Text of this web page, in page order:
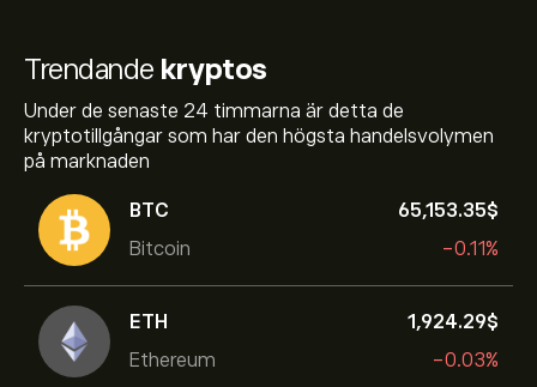
Trendande kryptos
Under de senaste 24 timmarna är detta de
kryptotillgångar som har den högsta handelsvolymen
på marknaden
BTC
Bitcoin
65,153.35‎$‎
-0.11%
ETH
Ethereum
1,924.29‎$‎
-0.03%